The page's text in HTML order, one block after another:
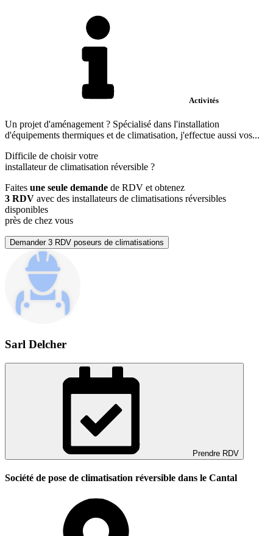
Activités
Un projet d'aménagement ? Spécialisé dans l'installation
d'équipements thermiques et de climatisation, j'effectue aussi vos...
Difficile de choisir votre
installateur de climatisation réversible ?
Faites une seule demande de RDV et obtenez
3 RDV avec des installateurs de climatisations réversibles
disponibles
près de chez vous
Demander 3 RDV poseurs de climatisations
Sarl Delcher
Prendre RDV
Société de pose de climatisation réversible dans le Cantal